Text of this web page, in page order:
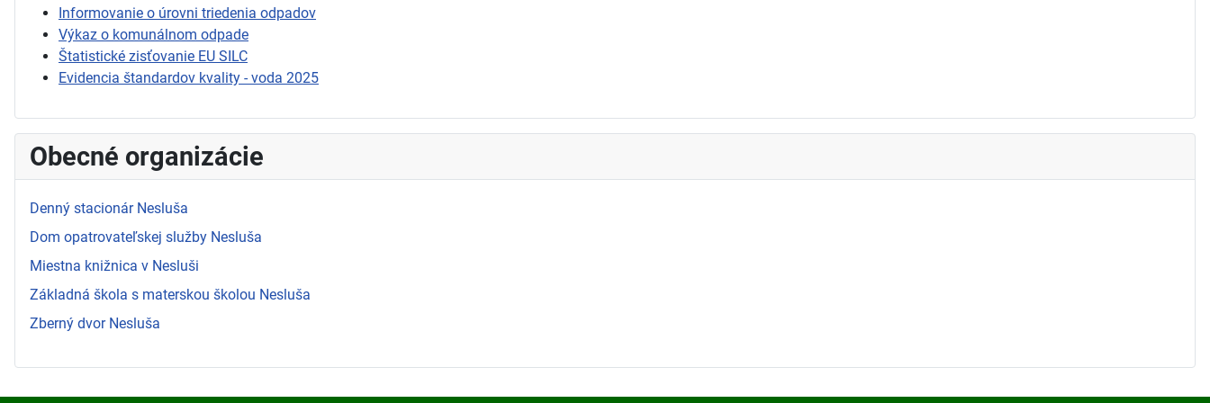
Informovanie o úrovni triedenia odpadov
Výkaz o komunálnom odpade
Štatistické zisťovanie EU SILC
Evidencia štandardov kvality - voda 2025
Obecné organizácie
Denný stacionár Nesluša
Dom opatrovateľskej služby Nesluša
Miestna knižnica v Nesluši
Základná škola s materskou školou Nesluša
Zberný dvor Nesluša